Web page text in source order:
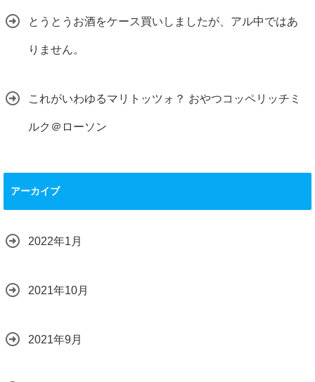
とうとうお酒をケース買いしましたが、アル中ではあ
りません。
これがいわゆるマリトッツォ？ おやつコッペリッチミ
ルク＠ローソン
アーカイブ
2022年1月
2021年10月
2021年9月